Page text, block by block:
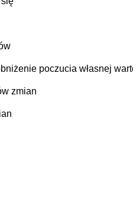
poczucia własnej
zmian